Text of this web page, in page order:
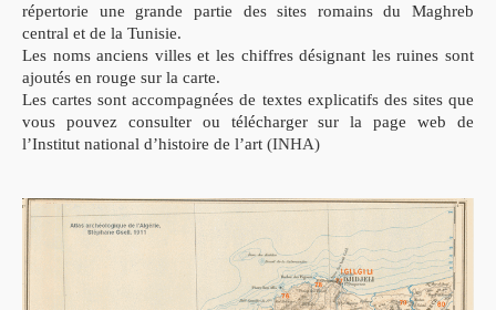
répertorie une grande partie des sites romains du Maghreb
central et de la Tunisie.
Les noms anciens villes et les chiffres désignant les ruines sont
ajoutés en rouge sur la carte.
Les cartes sont accompagnées de textes explicatifs des sites que
vous pouvez consulter ou télécharger sur la page web de
l’Institut national d’histoire de l’art (INHA)